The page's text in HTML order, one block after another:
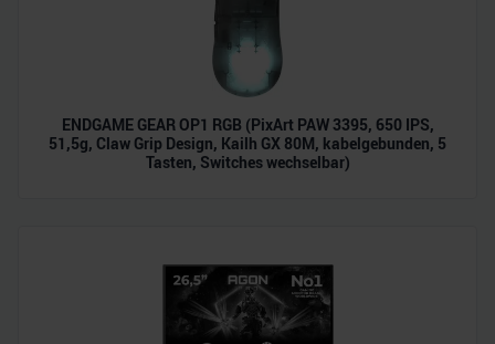
ENDGAME GEAR OP1 RGB (PixArt PAW 3395, 650 IPS,
51,5g, Claw Grip Design, Kailh GX 80M, kabelgebunden, 5
Tasten, Switches wechselbar)